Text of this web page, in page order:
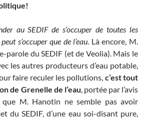
au SEDIF de s’occuper de toutes les
s’occuper que de l’eau. Là encore, M.
parole du SEDIF (et de Veolia). Mais le
les autres producteurs d’eau potable,
faire reculer les pollutions, c’est tout
de Grenelle de l’eau, portée par l’avis
que M. Hanotin ne semble pas avoir
du SEDIF, d’une eau soi-disant pure,